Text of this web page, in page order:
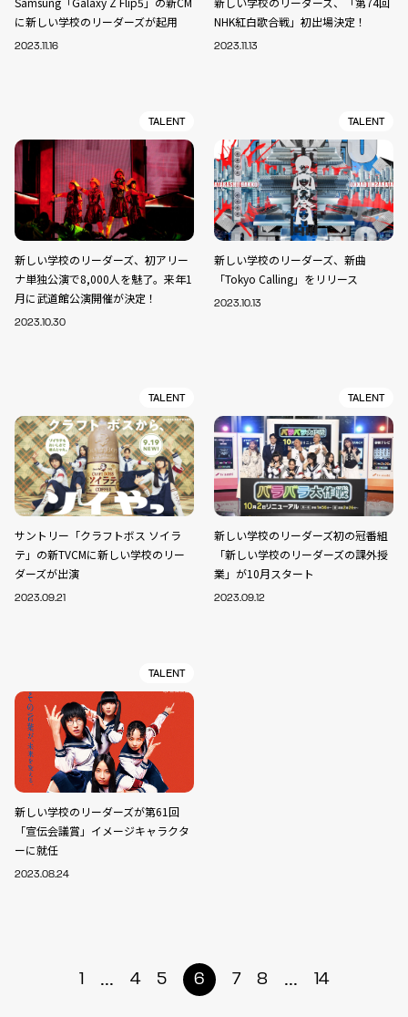
に新しい学校のリーダーズが起用
2023.11.16
NHK紅白歌合戦」初出場決定！
2023.11.13
TALENT
新しい学校のリーダーズ、初アリー
ナ単独公演で8,000人を魅了。来年1
月に武道館公演開催が決定！
2023.10.30
TALENT
新しい学校のリーダーズ、新曲
「Tokyo Calling」をリリース
2023.10.13
TALENT
サントリー「クラフトボス ソイラ
テ」の新TVCMに新しい学校のリー
ダーズが出演
2023.09.21
TALENT
新しい学校のリーダーズ初の冠番組
「新しい学校のリーダーズの課外授
業」が10月スタート
2023.09.12
TALENT
新しい学校のリーダーズが第61回
「宣伝会議賞」イメージキャラクタ
ーに就任
2023.08.24
1 ... 4 5 6 7 8 ... 14